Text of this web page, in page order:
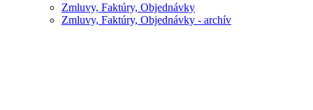
Zmluvy, Faktúry, Objednávky
Zmluvy, Faktúry, Objednávky - archív